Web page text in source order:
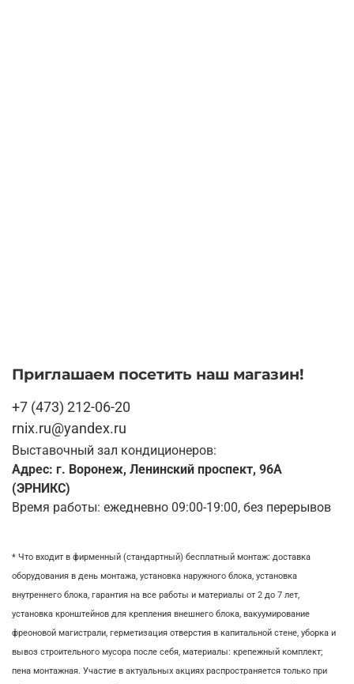
Приглашаем посетить наш магазин!
+7 (473) 212-06-20
rnix.ru@yandex.ru
Выставочный зал кондиционеров:
Адрес: г. Воронеж, Ленинский проспект, 96А
(ЭРНИКС)
Время работы: ежедневно 09:00-19:00, без перерывов
* Что входит в фирменный (стандартный) бесплатный монтаж: доставка
оборудования в день монтажа, установка наружного блока, установка
внутреннего блока, гарантия на все работы и материалы от 2 до 7 лет,
установка кронштейнов для крепления внешнего блока, вакуумирование
фреоновой магистрали, герметизация отверстия в капитальной стене, уборка и
вывоз строительного мусора после себя, материалы: крепежный комплект;
пена монтажная. Участие в актуальных акциях распространяется только при